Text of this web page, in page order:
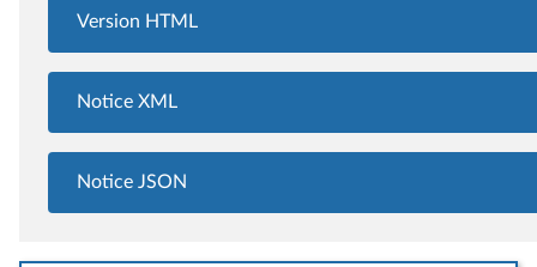
Version HTML
Notice XML
Notice JSON